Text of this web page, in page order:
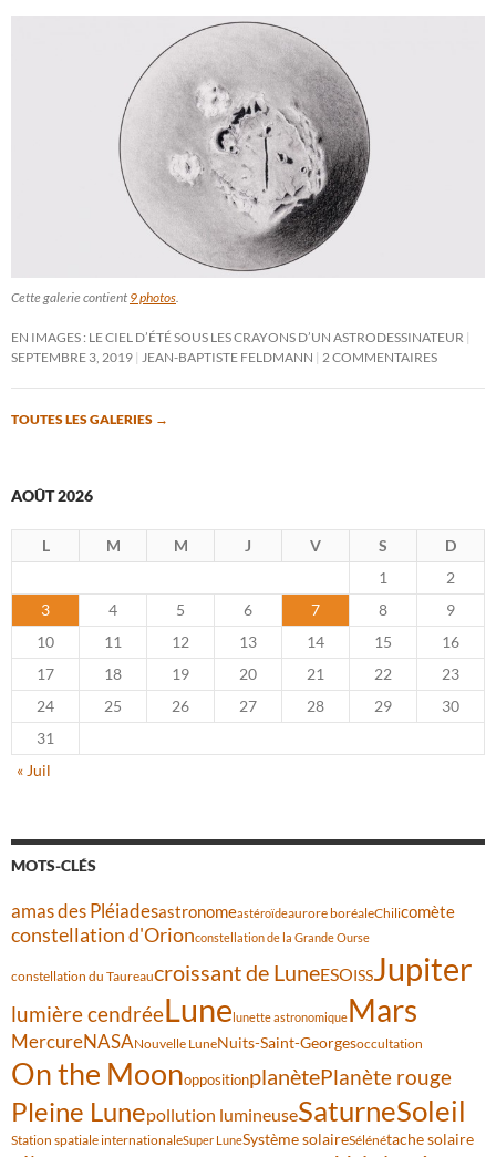
Cette galerie contient 9 photos.
EN IMAGES : LE CIEL D’ÉTÉ SOUS LES CRAYONS D’UN ASTRODESSINATEUR
SEPTEMBRE 3, 2019 JEAN-BAPTISTE FELDMANN 2 COMMENTAIRES
TOUTES LES GALERIES →
AOÛT 2026
L M M J V S
D
1
2
3
4 5 6 7 8
9
10
11 12 13 14 15
16
17
18 19 20 21 22
23
24
25 26 27 28 29
30
31
« Juil
MOTS-CLÉS
amas des Pléiadesastronomeastéroïdeaurore boréaleChilicomète
constellation d'Orionconstellation de la Grande Ourse
constellation du Taureaucroissant de LuneESOISSJupiter
lumière cendréeLune lunette astronomiqueMars
MercureNASANouvelle LuneNuits-Saint-Georgesoccultation
On the MoonoppositionplanètePlanète rouge
Pleine Lunepollution lumineuseSaturneSoleil
Station spatiale internationaleSuper LuneSystème solaireSélénétache solaire